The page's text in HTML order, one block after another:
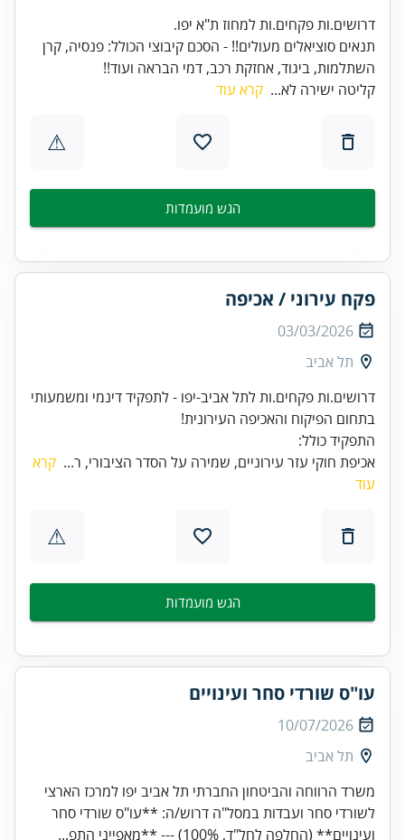
תנאים סוציאלים מעולים!! - הסכם קיבוצי הכולל: פנסיה, קרן
השתלמות, ביגוד, אחזקת רכב, דמי הבראה ועוד!!
קליטה ישירה לא... קרא עוד
⚠
הגש מועמדות
פקח עירוני / אכיפה
03/03/2026
תל אביב
דרושים.ות פקחים.ות לתל אביב-יפו - לתפקיד דינמי ומשמעותי
בתחום הפיקוח והאכיפה העירונית!
התפקיד כולל:
אכיפת חוקי עזר עירוניים, שמירה על הסדר הציבורי, ר... קרא
עוד
⚠
הגש מועמדות
עו"ס שורדי סחר ועינויים
10/07/2026
תל אביב
משרד הרווחה והביטחון החברתי תל אביב יפו למרכז הארצי
לשורדי סחר ועבדות במסל"ה דרוש/ה: **עו"ס שורדי סחר
ועינויים** (החלפה לחל"ד, 100%) --- **מאפייני התפ...